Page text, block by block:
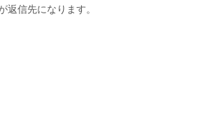
返信先になります。